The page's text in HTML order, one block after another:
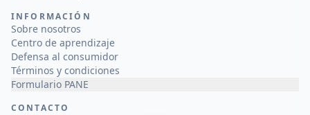
INFORMACIÓN
Sobre nosotros
Centro de aprendizaje
Defensa al consumidor
Términos y condiciones
Formulario PANE
CONTACTO